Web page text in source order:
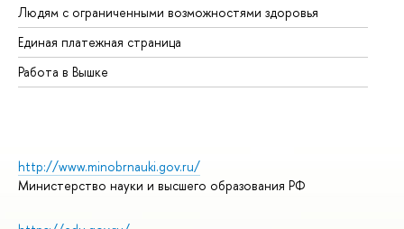
Людям с ограниченными возможностями здоровья
Единая платежная страница
Работа в Вышке
http://www.minobrnauki.gov.ru/
Министерство науки и высшего образования РФ